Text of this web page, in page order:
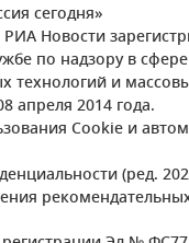
сегодня»
Новости
по надзору в
технологий и
апреля 2014 года.
Cookie и
(ред.